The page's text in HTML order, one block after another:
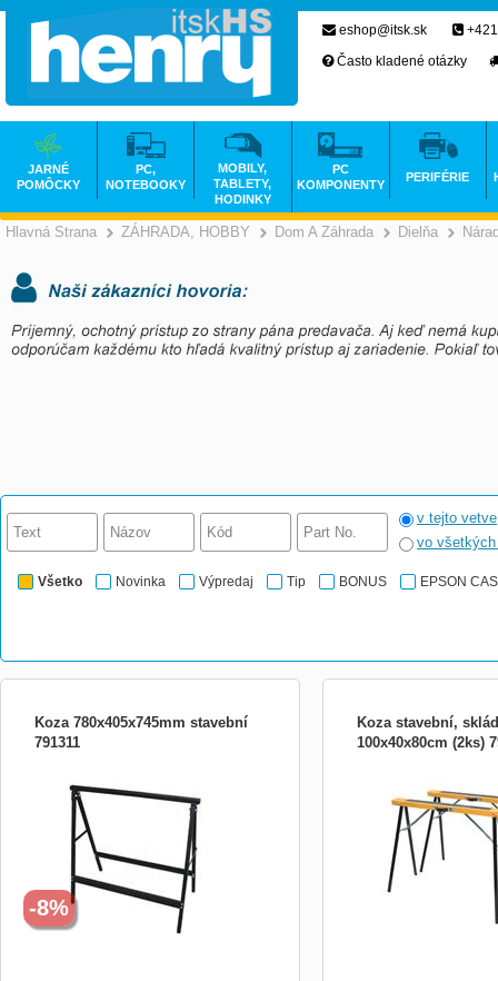
Hlavná Strana >
ZÁHRADA, HOBBY >
Dom A Záhrada Dielňa
v tejto vetve
vo
Všetko Novinka Výpredaj Tip BONUS EPSON
Koza 780x405x745mm stavební
791311
Kompaktní a skládací stavební koza má
sice menší nosnost, zato ji oceníte všude
tam, kde je nedostatek místa nebo
stísněné prostory. Své uplatnění najde v
dílně na zahradě či na stavbě. Stavební
kozy doporučujeme zakoupit v pá
-8%
Koza stavební,
100x40x80cm (2ks)
100x40x80cm (2ks)
při práci na stavbě, při
či bytu, na zahradě, to je
koza. Stavební koza je
přenositelná, po složení
převážet i v osobních
eshop@itsk.sk
Často kladené otázky
JARNÉ
POMÔCKY
PC,
NOTEBOOKY
MOBILY,
TABLETY,
HODINKY
PC
KOMPONENTY
PERIFÉRIE